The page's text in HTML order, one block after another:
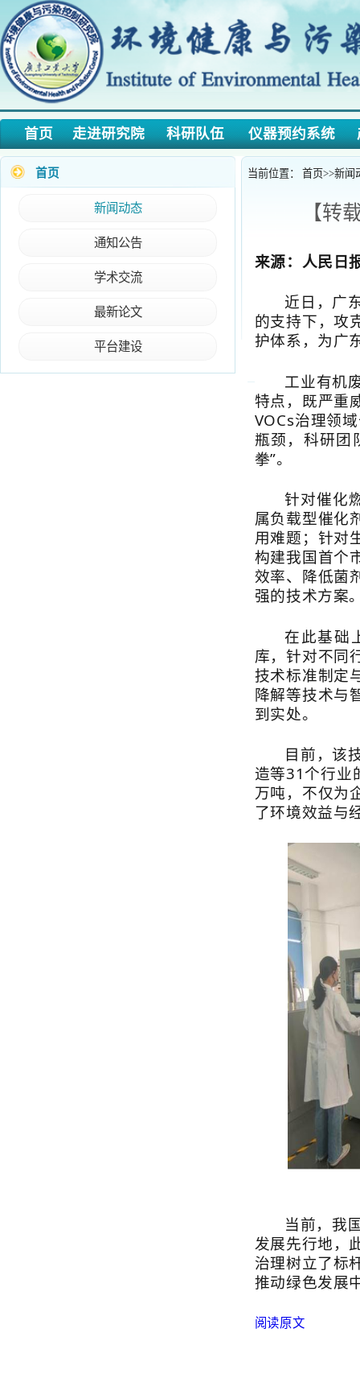
首页 走进研究院 科研队伍 仪器预约系统 产学
首页
新闻动态
学术交流
最新论文
平台建设
当前位置：首页>>新闻动态>>
近日，广东工
的支持下，攻克工
护体系，为广东乃
工业有机废气
VOCs治理领域长
瓶颈，科研团队
拳”。
针对催化燃烧
属负载型催化剂，
用难题；针对生物
构建我国首个市政
效率、降低菌剂制
强的技术方案。
在此基础上，
库，针对不同行业
降解等技术与智能
到实处。
目前，该技术
造等31个行业的
万吨，不仅为企业
当前，我国正
发展先行地，此次
治理树立了标杆，
推动绿色发展中的